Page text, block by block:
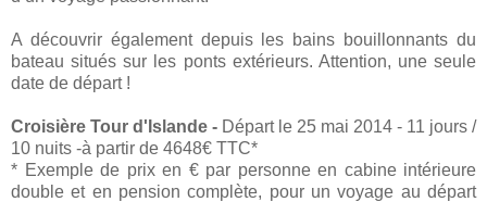
A découvrir également depuis les bains bouillonnants du
bateau situés sur les ponts extérieurs. Attention, une seule
date de départ !
Croisière Tour d'Islande - Départ le 25 mai 2014 - 11 jours /
10 nuits -à partir de 4648€ TTC*
* Exemple de prix en € par personne en cabine intérieure
double et en pension complète, pour un voyage au départ